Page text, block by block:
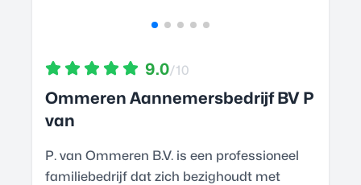
9.0/10
Ommeren Aannemersbedrijf BV P
van
P. van Ommeren B.V. is een professioneel
familiebedrijf dat zich bezighoudt met